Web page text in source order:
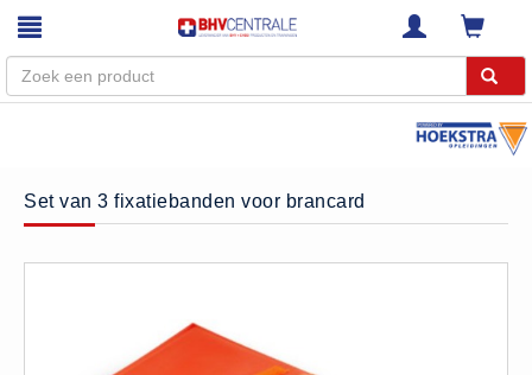
Home
Webshop
Trainingen
Keuringen
Set van 3 fixatiebanden voor brancard